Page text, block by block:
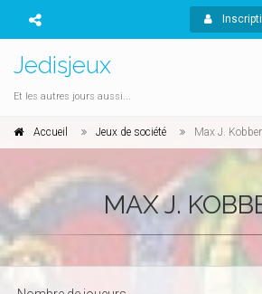
Jedisjeux
Et les autres jours aussi...
Accueil Jeux de société Max J.
MAX J.